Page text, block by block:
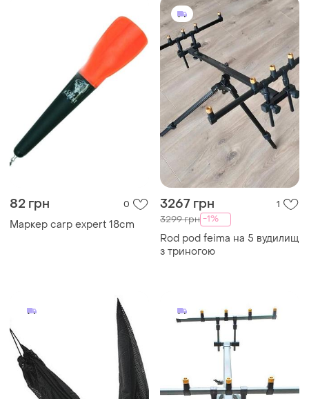
82 грн 0
Маркер carp expert 18cm
3267 грн 1
3299 грн -1%
Rod pod feima на 5 вудилищ
з триногою